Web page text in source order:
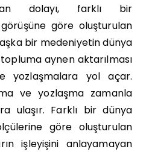
dolayı, farklı bir
göre oluşturulan
bir medeniyetin dünya
aynen aktarılması
yozlaşmalara yol açar.
ve yozlaşma zamanla
ulaşır. Farklı bir dünya
göre oluşturulan
işleyişini anlayamayan